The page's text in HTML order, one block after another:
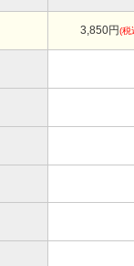
3,850円(税